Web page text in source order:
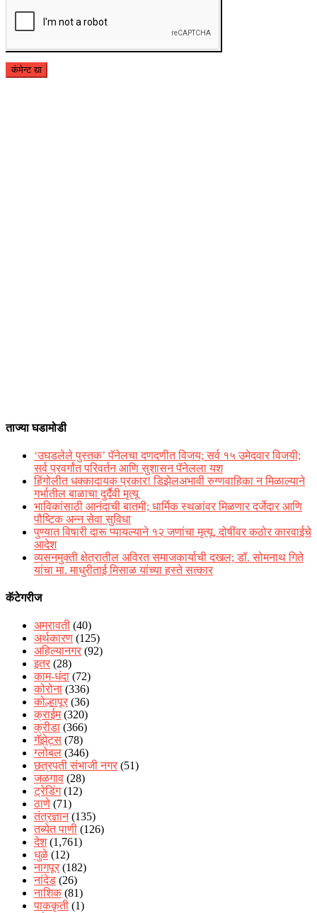
ताज्या घडामोडी
‘उघडलेले पुस्तक’ पॅनेलचा दणदणीत विजय; सर्व १५ उमेदवार विजयी;
सर्व प्रवर्गांत परिवर्तन आणि सुशासन पॅनेलला यश
हिंगोलीत धक्कादायक प्रकार! डिझेलअभावी रुग्णवाहिका न मिळाल्याने
गर्भातील बाळाचा दुर्दैवी मृत्यू
भाविकांसाठी आनंदाची बातमी; धार्मिक स्थळांवर मिळणार दर्जेदार आणि
पौष्टिक अन्न सेवा सुविधा
पुण्यात विषारी दारू प्यायल्याने १२ जणांचा मृत्यू, दोषींवर कठोर कारवाईचे
आदेश
व्यसनमुक्ती क्षेत्रातील अविरत समाजकार्याची दखल; डॉ. सोमनाथ गिते
यांचा मा. माधुरीताई मिसाळ यांच्या हस्ते सत्कार
कॅटेगरीज
अमरावती (40)
अर्थकारण (125)
अहिल्यानगर (92)
इतर (28)
काम-धंदा (72)
कोरोना (336)
कोल्हापूर (36)
क्राईम(320)
क्रीडा (366)
गॅझेट्स (78)
ग्लोबल (346)
छत्रपती संभाजी नगर (51)
जळगाव (28)
ट्रेडिंग(12)
ठाणे (71)
तंत्रज्ञान(135)
तब्येत पाणी (126)
देश(1,761)
धुळे (12)
नागपूर (182)
नांदेड (26)
नाशिक (81)
पाककृती (1)